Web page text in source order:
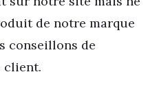
de notre marque
conseillons de
client.